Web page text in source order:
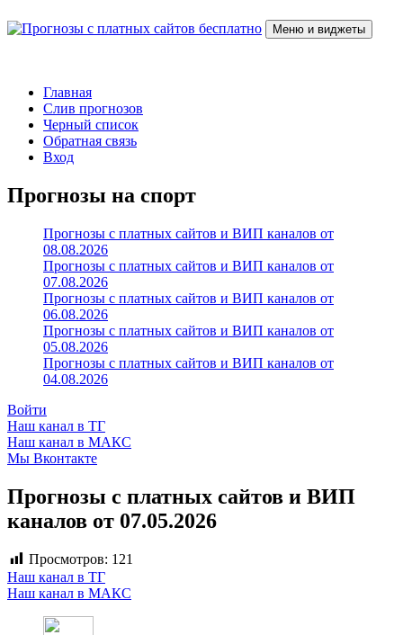
к
Меню и виджеты
Главная
Слив прогнозов
Черный список
Обратная связь
Вход
Прогнозы на спорт
Прогнозы с платных сайтов и ВИП каналов от
08.08.2026
Прогнозы с платных сайтов и ВИП каналов от
07.08.2026
Прогнозы с платных сайтов и ВИП каналов от
06.08.2026
Прогнозы с платных сайтов и ВИП каналов от
05.08.2026
Прогнозы с платных сайтов и ВИП каналов от
04.08.2026
Войти
Наш канал в ТГ
Наш канал в МАКС
Мы Вконтакте
Прогнозы с платных сайтов и ВИП
каналов от 07.05.2026
Просмотров: 121
Наш канал в ТГ
Наш канал в МАКС